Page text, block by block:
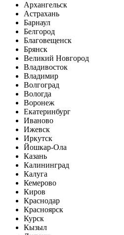
Архангельск
Астрахань
Барнаул
Белгород
Благовещенск
Брянск
Великий Новгород
Владивосток
Владимир
Волгоград
Вологда
Воронеж
Екатеринбург
Иваново
Ижевск
Иркутск
Йошкар-Ола
Казань
Калининград
Калуга
Кемерово
Киров
Краснодар
Красноярск
Курск
Кызыл